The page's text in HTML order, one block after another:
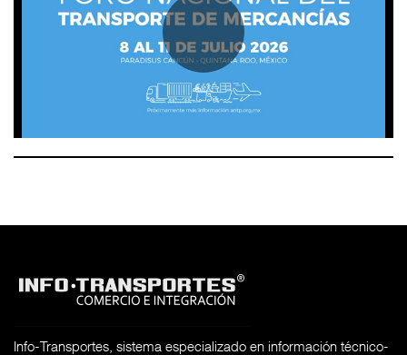
Info-Transportes, sistema especializado en información técnico-